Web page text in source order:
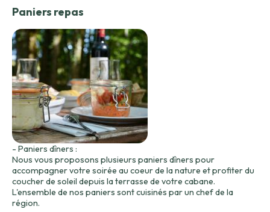
Paniers repas
- Paniers dîners :
Nous vous proposons plusieurs paniers dîners pour
accompagner votre soirée au coeur de la nature et profiter du
coucher de soleil depuis la terrasse de votre cabane.
L'ensemble de nos paniers sont cuisinés par un chef de la
région.